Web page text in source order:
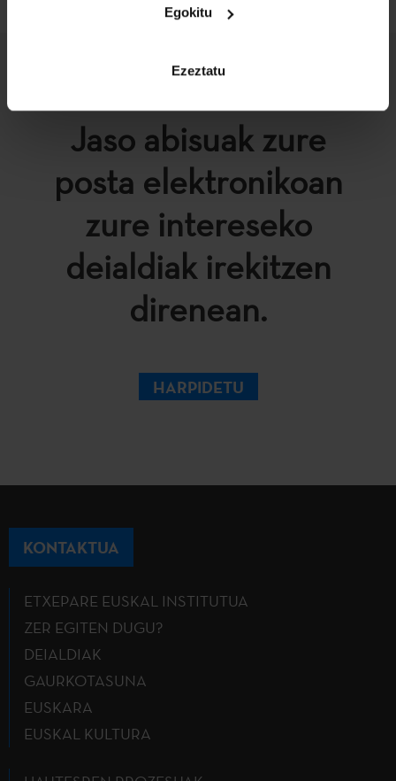
Egokitu
Ezeztatu
Jaso abisuak zure
posta elektronikoan
zure intereseko
deialdiak irekitzen
direnean.
HARPIDETU
KONTAKTUA
ETXEPARE EUSKAL INSTITUTUA
ZER EGITEN DUGU?
DEIALDIAK
GAURKOTASUNA
EUSKARA
EUSKAL KULTURA